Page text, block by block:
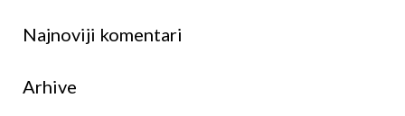
Najnoviji komentari
Arhive